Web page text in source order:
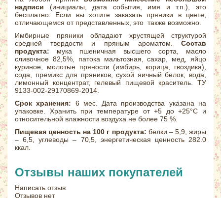
надписи (инициалы, дата события, имя и т.п.), это
бесплатно. Если вы хотите заказать пряники в цвете,
отличающемся от представленных, это также возможно.
Имбирные пряники обладают хрустящей структурой
средней твердости и пряным ароматом.
Состав
продукта: мука пшеничная высшего сорта, масло
сливочное 82,5%, патока мальтозная, сахар, мед, яйцо
куриное, молотые пряности (имбирь, корица, гвоздика),
сода, премикс для пряников, сухой яичный белок, вода,
лимонный концентрат, гелевый пищевой краситель. ТУ
9133-002-29170869-2014.
Срок хранения: 6 мес. Дата производства указана на
упаковке. Хранить при температуре от +5 до +25°С и
относительной влажности воздуха не более 75 %.
Пищевая ценность на 100 г продукта: белки – 5,9, жиры
– 6,5, углеводы – 70,5, энергетическая ценность 282.0
ккал.
Отзывы наших покупателей
Написать отзыв
Отзывов нет